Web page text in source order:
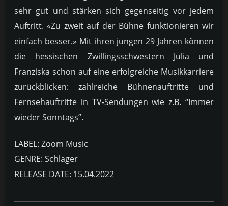
sehr gut und stärken sich gegenseitig vor jedem
Auftritt. «Zu zweit auf der Bühne funktionieren wir
einfach besser.» Mit ihren jungen 29 Jahren können
die hessischen Zwillingsschwestern Julia und
Franziska schon auf eine erfolgreiche Musikkarriere
zurückblicken: zahlreiche Bühnenauftritte und
Fernsehauftritte in TV-Sendungen wie z.B. “Immer
wieder Sonntags”.
LABEL: Zoom Music
GENRE: Schlager
RELEASE DATE: 15.04.2022